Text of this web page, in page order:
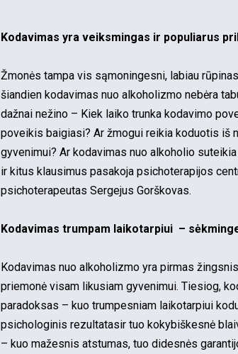
Kodavimas yra veiksmingas ir populiarus
Žmonės tampa vis sąmoningesni, labiau
šiandien kodavimas nuo alkoholizmo nebėra
dažnai nežino – Kiek laiko trunka kodavimo
poveikis baigiasi? Ar žmogui reikia koduotis iš
gyvenimui? Ar kodavimas nuo alkoholio
ir kitus klausimus pasakoja psichoterapijos
psichoterapeutas Sergejus Gorškovas.
Kodavimas trumpam laikotarpiui –
Kodavimas nuo alkoholizmo yra pirmas
priemonė visam likusiam gyvenimui. Tiesiog,
paradoksas – kuo trumpesniam laikotarpiui
psichologinis rezultatasir tuo kokybiškesnė
– kuo mažesnis atstumas, tuo didesnės